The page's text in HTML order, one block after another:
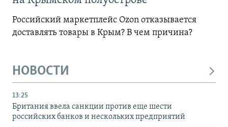
Российский маркетплейс Ozon отказывается
доставлять товары в Крым? В чем причина?
НОВОСТИ
13:25
Британия ввела санкции против еще шести
российских банков и нескольких предприятий